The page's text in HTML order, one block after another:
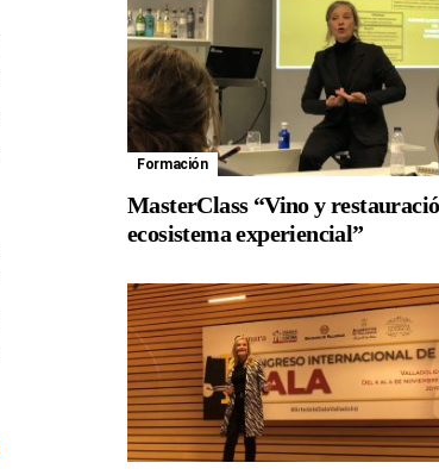
Formación
MasterClass “Vino y
ecosistema experiencial”